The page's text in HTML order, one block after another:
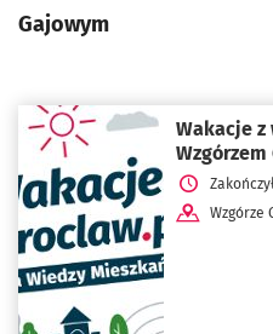
Gajowym
Wakacje
Wzgórze